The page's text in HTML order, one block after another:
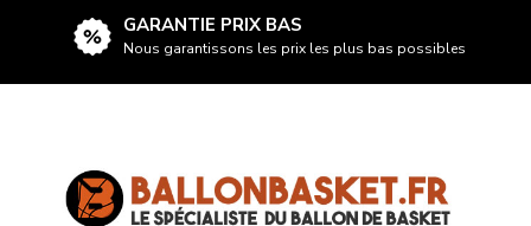
GARANTIE PRIX BAS
Nous garantissons les prix les plus bas possibles